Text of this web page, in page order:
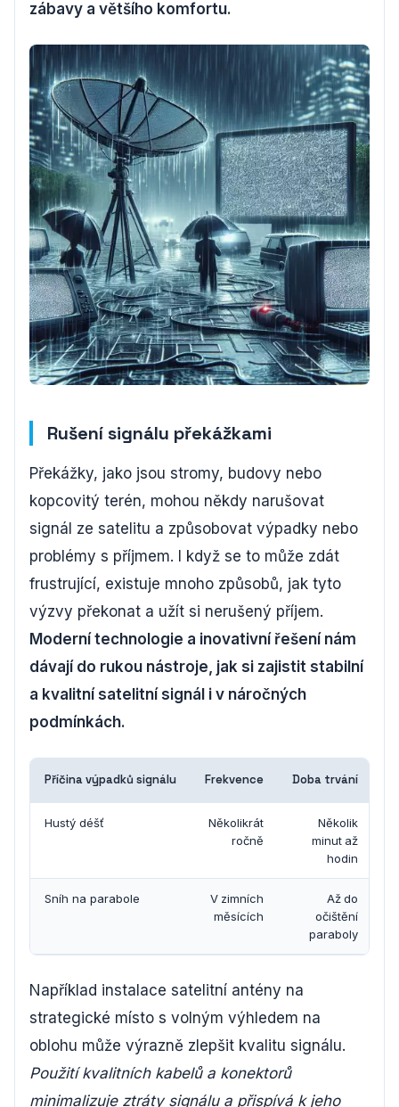
zábavy a většího komfortu.
Rušení signálu překážkami
Překážky, jako jsou stromy, budovy nebo
kopcovitý terén, mohou někdy narušovat
signál ze satelitu a způsobovat výpadky nebo
problémy s příjmem. I když se to může zdát
frustrující, existuje mnoho způsobů, jak tyto
výzvy překonat a užít si nerušený příjem.
Moderní technologie a inovativní řešení nám
dávají do rukou nástroje, jak si zajistit stabilní
a kvalitní satelitní signál i v náročných
podmínkách.
Příčina výpadků signálu Frekvence Doba trvání
Hustý déšť
Několikrát
ročně
Několik
minut až
hodin
Sníh na parabole
V zimních
měsících
Až do
očištění
paraboly
Například instalace satelitní antény na
strategické místo s volným výhledem na
oblohu může výrazně zlepšit kvalitu signálu.
Použití kvalitních kabelů a konektorů
minimalizuje ztráty signálu a přispívá k jeho